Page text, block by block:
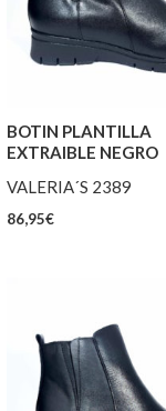
BOTIN PLANTILLA
EXTRAIBLE NEGRO
VALERIA´S 2389
86,95€